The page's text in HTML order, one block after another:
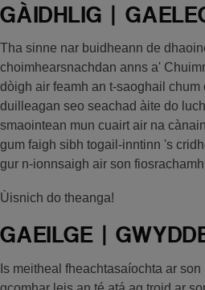
GÀIDHLIG |
Tha sinne nar buidheann de
choimhearsnachdan anns a'
dòigh air feamh an t-saoghail
duilleagan seo seachad àite do
smaointean mun cuairt air na
gum faigh sibh togail-inntinn 's
gur n-ionnsaigh air son
Ùisnich do theanga!
GAEILGE |
Is meitheal fheachtasaíochta ar